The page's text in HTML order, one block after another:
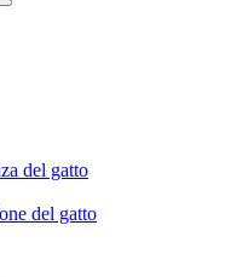
del gatto
del gatto